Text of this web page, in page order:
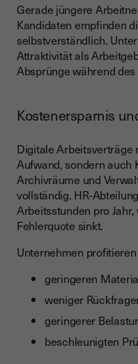
Gerade jüngere
Kandidaten empfinden
selbstverständlich.
Attraktivität als
Absprünge während
Kostenersparnis
Digitale Arbeitsverträge
Aufwand, sondern auch
Archivräume und
vollständig. HR-
Arbeitsstunden pro
Fehlerquote sinkt.
Unternehmen
geringeren
weniger
geringerer
beschleunigten